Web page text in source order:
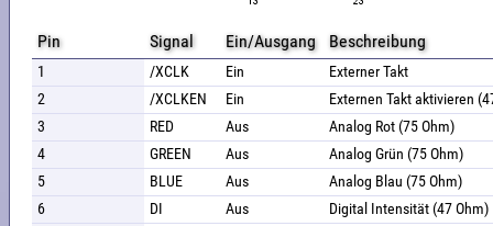
Pin Signal Ein/Ausgang Beschreibung
1 /XCLK Ein
Externer Takt
2
/XCLKEN Ein
Externen Takt aktivieren
3
RED Aus
Analog Rot (75 Ohm)
4
GREEN Aus
Analog Grün (75 Ohm)
5
BLUE Aus
Analog Blau (75 Ohm)
6
DI Aus
Digital Intensität (47 Ohm)